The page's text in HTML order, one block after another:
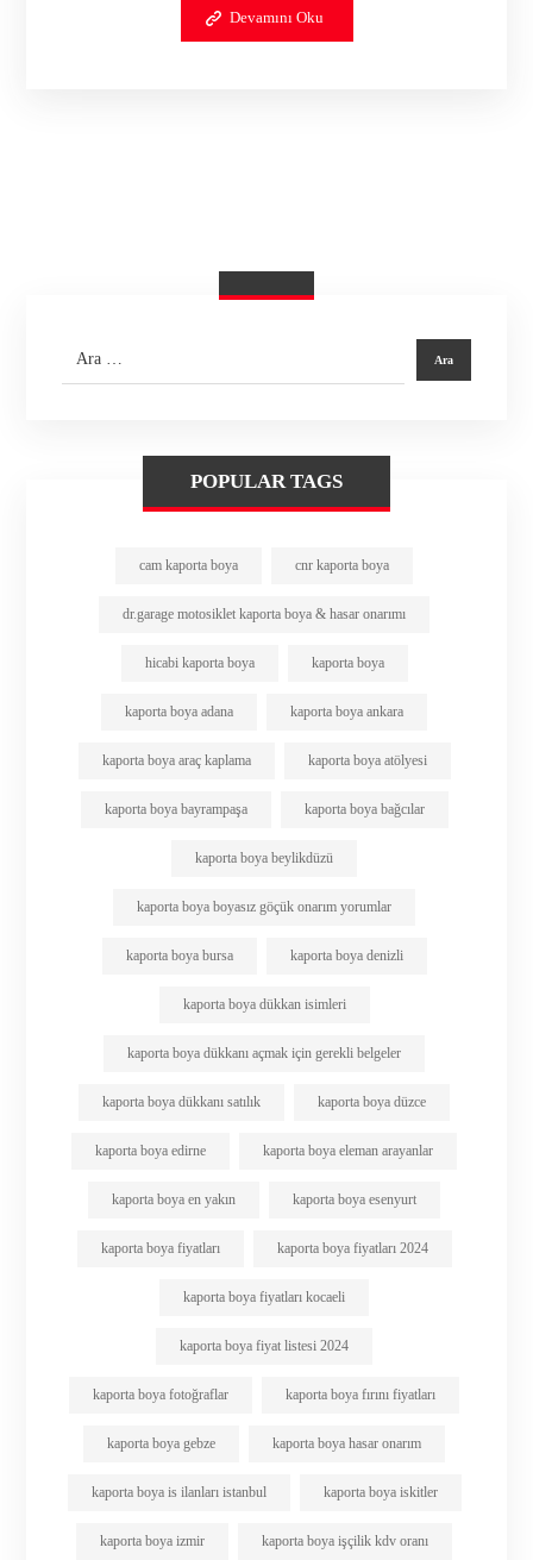
Devamını Oku
POPULAR TAGS
cam kaporta boya cnr kaporta boya
dr.garage motosiklet kaporta boya & hasar onarımı
hicabi kaporta boya kaporta boya
kaporta boya adana kaporta boya ankara
kaporta boya araç kaplama kaporta boya atölyesi
kaporta boya bayrampaşa kaporta boya bağcılar
kaporta boya beylikdüzü
kaporta boya boyasız göçük onarım yorumlar
kaporta boya bursa kaporta boya denizli
kaporta boya dükkan isimleri
kaporta boya dükkanı açmak için gerekli belgeler
kaporta boya dükkanı satılık kaporta boya düzce
kaporta boya edirne kaporta boya eleman arayanlar
kaporta boya en yakın kaporta boya esenyurt
kaporta boya fiyatları kaporta boya fiyatları 2024
kaporta boya fiyatları kocaeli
kaporta boya fiyat listesi 2024
kaporta boya fotoğraflar kaporta boya fırını fiyatları
kaporta boya gebze kaporta boya hasar onarım
kaporta boya is ilanları istanbul kaporta boya iskitler
kaporta boya izmir kaporta boya işçilik kdv oranı